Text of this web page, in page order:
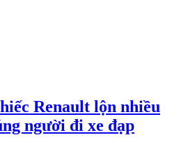
Renault lộn nhiều
người đi xe đạp